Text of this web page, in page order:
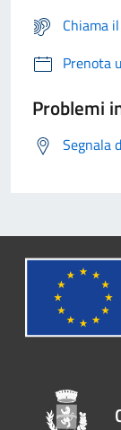
Chiama
Prenota
Problemi
Segnala